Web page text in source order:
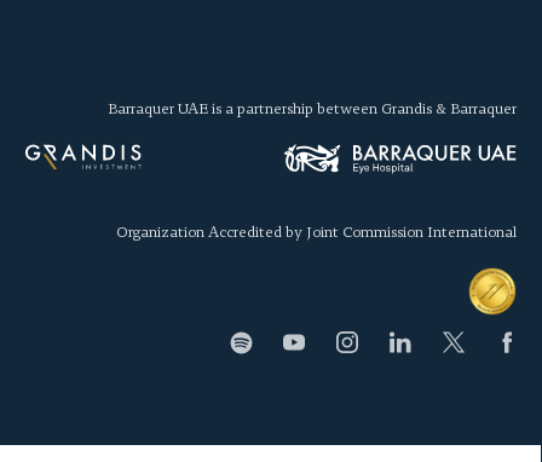
Barraquer UAE is a partnership between Grandis & Barraquer
Organization Accredited by Joint Commission International
SECCIONES